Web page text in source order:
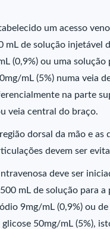
um acesso
mL de solução injetável
(0,9%) ou uma solução
mL (5%) numa veia
na parte
veia central do braço.
dorsal da mão e as
devem ser
deve ser
mL de solução para a
9mg/mL (0,9%) ou de
50mg/mL (5%),